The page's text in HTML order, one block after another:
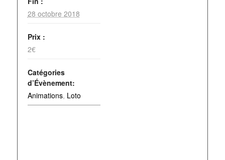
28 octobre 2018
Prix :
2€
Catégories
d’Évènement:
Animations, Loto